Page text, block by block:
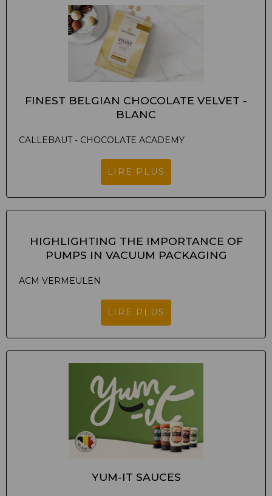
FINEST BELGIAN CHOCOLATE VELVET -
BLANC
CALLEBAUT - CHOCOLATE ACADEMY
LIRE PLUS
HIGHLIGHTING THE IMPORTANCE OF
PUMPS IN VACUUM PACKAGING
ACM VERMEULEN
LIRE PLUS
YUM-IT SAUCES